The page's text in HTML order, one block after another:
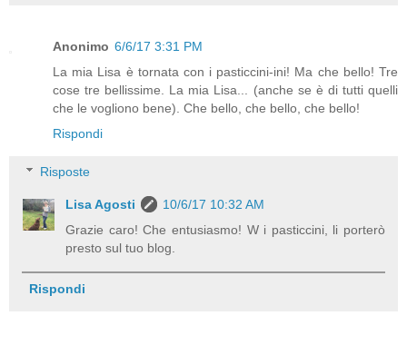
Anonimo 6/6/17 3:31 PM
La mia Lisa è tornata con i pasticcini-ini! Ma che bello! Tre
cose tre bellissime. La mia Lisa... (anche se è di tutti quelli
che le vogliono bene). Che bello, che bello, che bello!
Rispondi
Risposte
Lisa Agosti
10/6/17 10:32 AM
Grazie caro! Che entusiasmo! W i pasticcini, li porterò
presto sul tuo blog.
Rispondi